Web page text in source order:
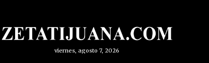
viernes, agosto 7, 2026